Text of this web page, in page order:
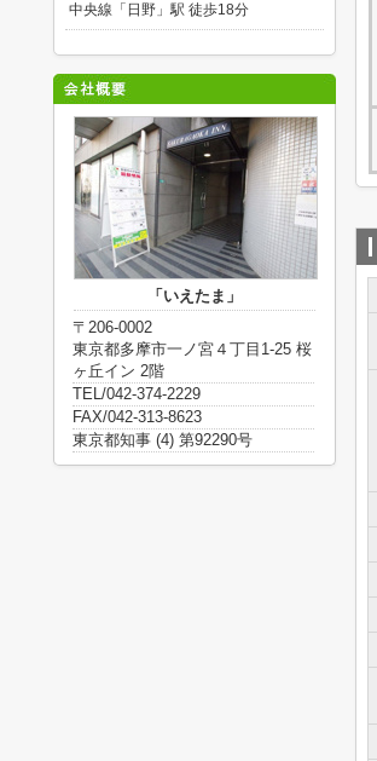
中央線「日野」駅 徒歩18分
「いえたま」
〒206-0002
東京都多摩市一ノ宮４丁目1-25 桜
ヶ丘イン 2階
TEL/042-374-2229
FAX/042-313-8623
東京都知事 (4) 第92290号